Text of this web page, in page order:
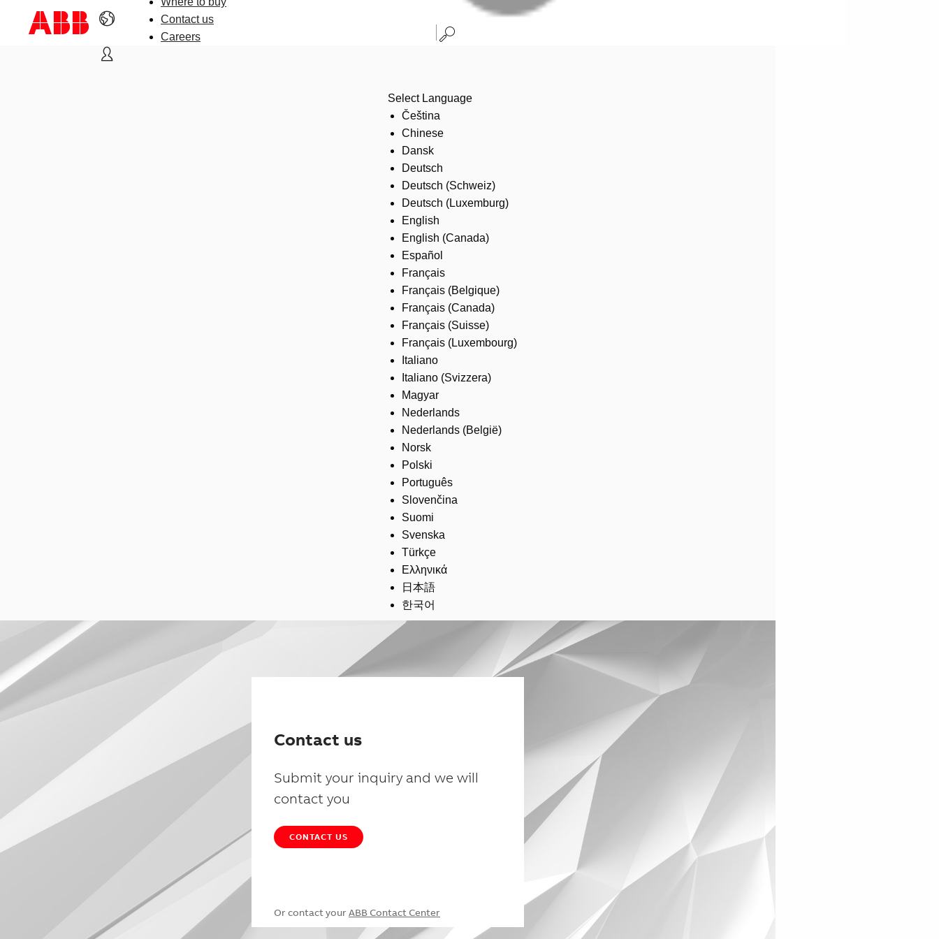
Contact us
Careers
Select Language
Čeština
Chinese
Dansk
Deutsch
Deutsch (Schweiz)
Deutsch (Luxemburg)
English
English (Canada)
Español
Français
Français (Belgique)
Français (Canada)
Français (Suisse)
Français (Luxembourg)
Italiano
Italiano (Svizzera)
Magyar
Nederlands
Nederlands (België)
Norsk
Polski
Português
Slovenčina
Suomi
Svenska
Türkçe
Ελληνικά
日本語
한국어
Contact us
Submit your inquiry and we will
contact you
CONTACT US
Or contact your ABB Contact Center